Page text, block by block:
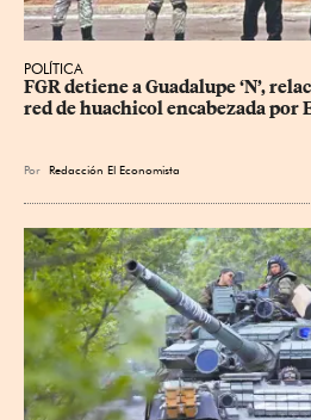
POLÍTICA
FGR detiene a Guadalupe ‘N’,
red de huachicol encabezada por
Por Redacción El Economista